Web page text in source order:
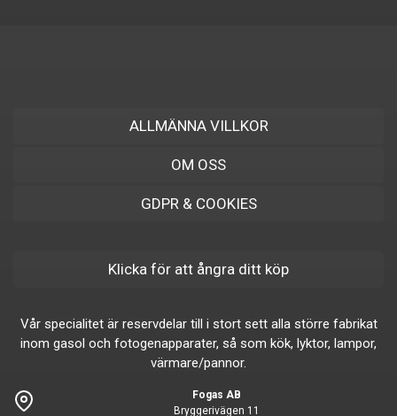
ALLMÄNNA VILLKOR
OM OSS
GDPR & COOKIES
Klicka för att ångra ditt köp
Vår specialitet är reservdelar till i stort sett alla större fabrikat
inom gasol och fotogenapparater, så som kök, lyktor, lampor,
värmare/pannor.
Fogas AB
Bryggerivägen 11